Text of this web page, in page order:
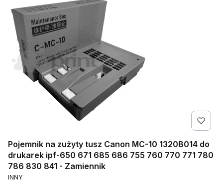
Pojemnik na zużyty tusz Canon MC-10 1320B014 do
drukarek ipf-650 671 685 686 755 760 770 771 780
786 830 841 - Zamiennik
PRODUCENT
INNY